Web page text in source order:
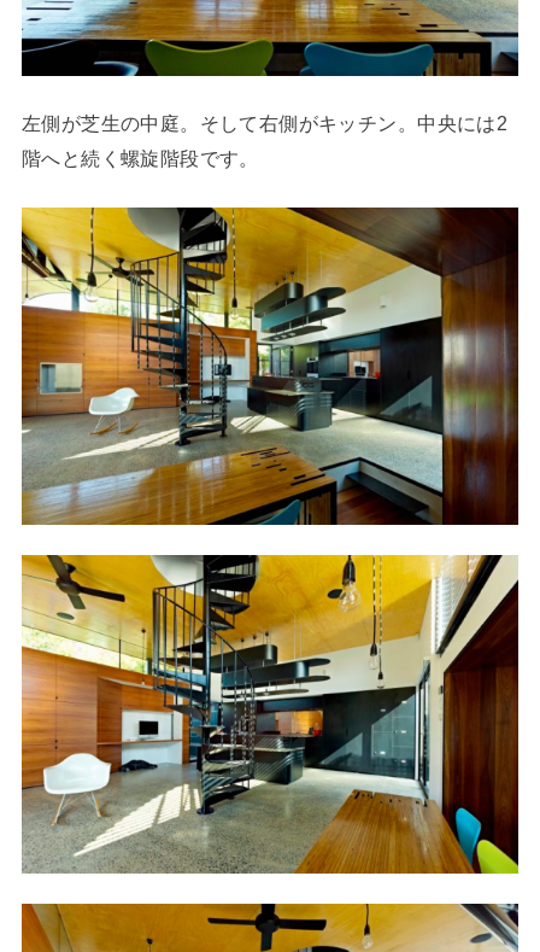
左側が芝生の中庭。そして右側がキッチン。中央には2
階へと続く螺旋階段です。